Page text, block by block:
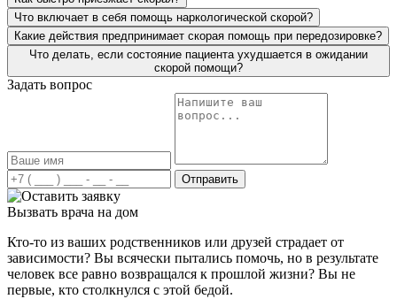
Мне делали капельницу от запоя, потом я решилась и на
кодировку. Хочу отметить, что весь персонал очень
приветливый и чуткий. Всегда с пониманием подходят
к ситуации. Профессионализм, четкость действий, все
на высшем уровне. Спасибо за вашу работу!
Что включает в себя помощь наркологической скорой?
Какие действия предпринимает скорая помощь при передозировке?
Что делать, если состояние пациента ухудшается в ожидании
скорой помощи?
Задать вопрос
Отправить
Вызвать врача на дом
Кто-то из ваших родственников или друзей страдает от
зависимости? Вы всячески пытались помочь, но в результате
человек все равно возвращался к прошлой жизни? Вы не
первые, кто столкнулся с этой бедой.